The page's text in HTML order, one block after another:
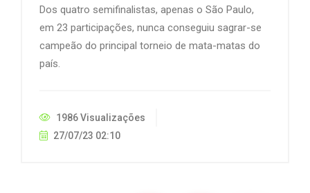
Dos quatro semifinalistas, apenas o São Paulo,
em 23 participações, nunca conseguiu sagrar-se
campeão do principal torneio de mata-matas do
país.
1986 Visualizações
27/07/23 02:10